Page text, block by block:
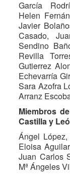
García
Helen
Javier
Casado,
Sendino
Revilla
Gutierrez
Echevarría
Sara Azofra
Arranz
Miembros
Castilla y
Ángel
Eloisa
Juan Carlos
Mª Ángeles